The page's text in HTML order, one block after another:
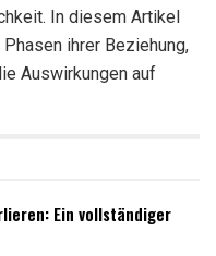
In diesem Artikel
ihrer Beziehung,
Auswirkungen auf
Ein vollständiger